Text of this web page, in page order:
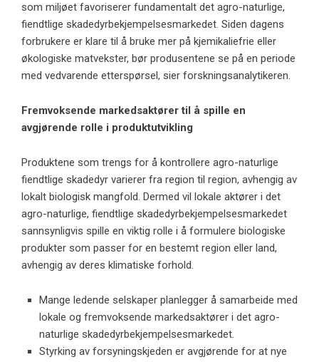
som miljøet favoriserer fundamentalt det agro-naturlige,
fiendtlige skadedyrbekjempelsesmarkedet. Siden dagens
forbrukere er klare til å bruke mer på kjemikaliefrie eller
økologiske matvekster, bør produsentene se på en periode
med vedvarende etterspørsel, sier forskningsanalytikeren.
Fremvoksende markedsaktører til å spille en
avgjørende rolle i produktutvikling
Produktene som trengs for å kontrollere agro-naturlige
fiendtlige skadedyr varierer fra region til region, avhengig av
lokalt biologisk mangfold. Dermed vil lokale aktører i det
agro-naturlige, fiendtlige skadedyrbekjempelsesmarkedet
sannsynligvis spille en viktig rolle i å formulere biologiske
produkter som passer for en bestemt region eller land,
avhengig av deres klimatiske forhold.
Mange ledende selskaper planlegger å samarbeide med
lokale og fremvoksende markedsaktører i det agro-
naturlige skadedyrbekjempelsesmarkedet.
Styrking av forsyningskjeden er avgjørende for at nye